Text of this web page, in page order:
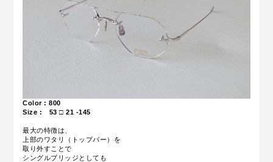
Color : 800
Size : 53 □ 21 -145
最大の特徴は、
上部のワタリ（トップバー）を
取り外すことで
シングルブリッジとしても